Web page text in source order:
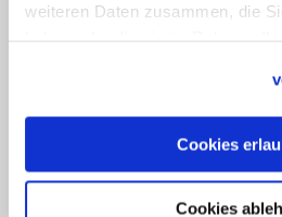
weiteren Daten zusammen, die
Cookies
Cookies
Tradition der Kirche zu
dazu eine
Problematik der
Geschiedenen möglich
bindenden Tradition